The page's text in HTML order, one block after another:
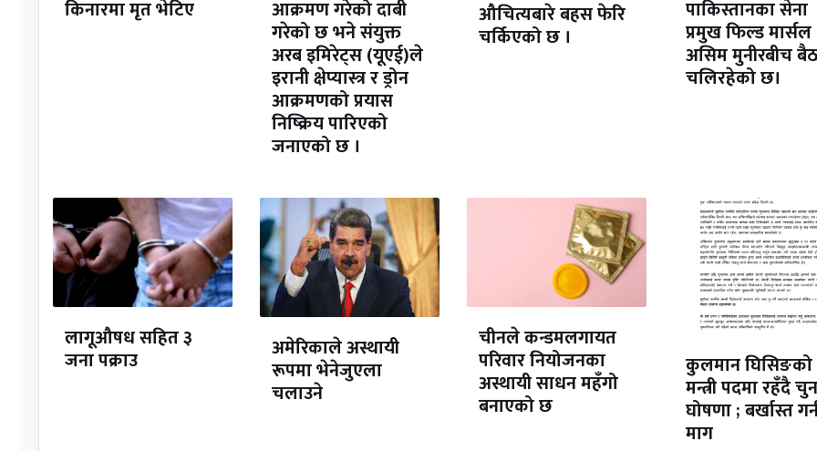
किनारमा मृत भेटिए आक्रमण गरेको दाबी
गरेको छ भने संयुक्त
अरब इमिरेट्स (यूएई)ले
इरानी क्षेप्यास्त्र र ड्रोन
आक्रमणको प्रयास
निष्क्रिय पारिएको
जनाएको छ ।
औचित्यबारे बहस फेरि
चर्किएको छ ।
पाकिस्तानका सेना
प्रमुख फिल्ड मार्सल
असिम मुनीरबीच
चलिरहेको छ।
लागूऔषध सहित ३
जना पक्राउ अमेरिकाले अस्थायी
रूपमा भेनेजुएला
चलाउने
चीनले कन्डमलगायत
परिवार नियोजनका
अस्थायी साधन महँगो
बनाएको छ
कुलमान घिसिङको
मन्त्री पदमा रहँदै
घोषणा ; बर्खास्त
माग